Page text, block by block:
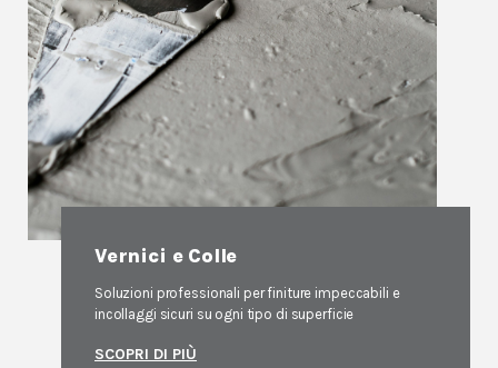
Vernici e Colle
Soluzioni professionali per finiture impeccabili e
incollaggi sicuri su ogni tipo di superficie
SCOPRI DI PIÙ